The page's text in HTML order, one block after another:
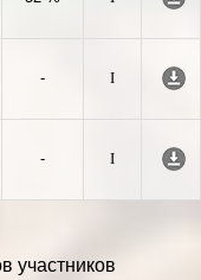
-
I
-
I
участников